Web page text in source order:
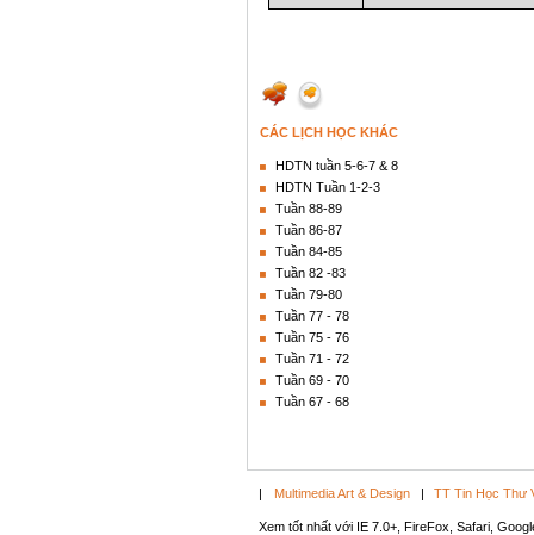
CÁC LỊCH HỌC KHÁC
HDTN tuần 5-6-7 & 8
HDTN Tuần 1-2-3
Tuần 88-89
Tuần 86-87
Tuần 84-85
Tuần 82 -83
Tuần 79-80
Tuần 77 - 78
Tuần 75 - 76
Tuần 71 - 72
Tuần 69 - 70
Tuần 67 - 68
| Multimedia Art & Design | TT Tin Học Thư
Xem tốt nhất với IE 7.0+, FireFox, Safari,